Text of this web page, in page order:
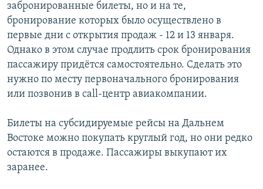
забронированные билеты, но и на те,
бронирование которых было осуществлено в
первые дни с открытия продаж - 12 и 13 января.
Однако в этом случае продлить срок бронирования
пассажиру придётся самостоятельно. Сделать это
нужно по месту первоначального бронирования
или позвонив в call-центр авиакомпании.
Билеты на субсидируемые рейсы на Дальнем
Востоке можно покупать круглый год, но они редко
остаются в продаже. Пассажиры выкупают их
заранее.